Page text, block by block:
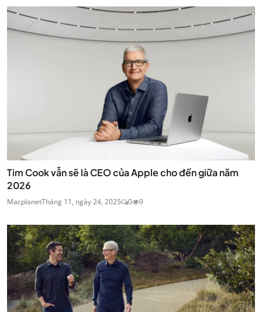
Tim Cook vẫn sẽ là CEO của Apple cho đến giữa năm
2026
MacplanetTháng 11, ngày 24, 2025 0 9